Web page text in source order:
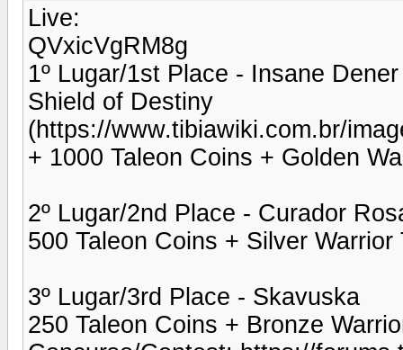
Live:
QVxicVgRM8g
1º Lugar/1st Place - Insane Dener
Shield of Destiny
(https://www.tibiawiki.com.br/
+ 1000 Taleon Coins + Golden
2º Lugar/2nd Place - Curador
500 Taleon Coins + Silver Warrior
3º Lugar/3rd Place - Skavuska
250 Taleon Coins + Bronze